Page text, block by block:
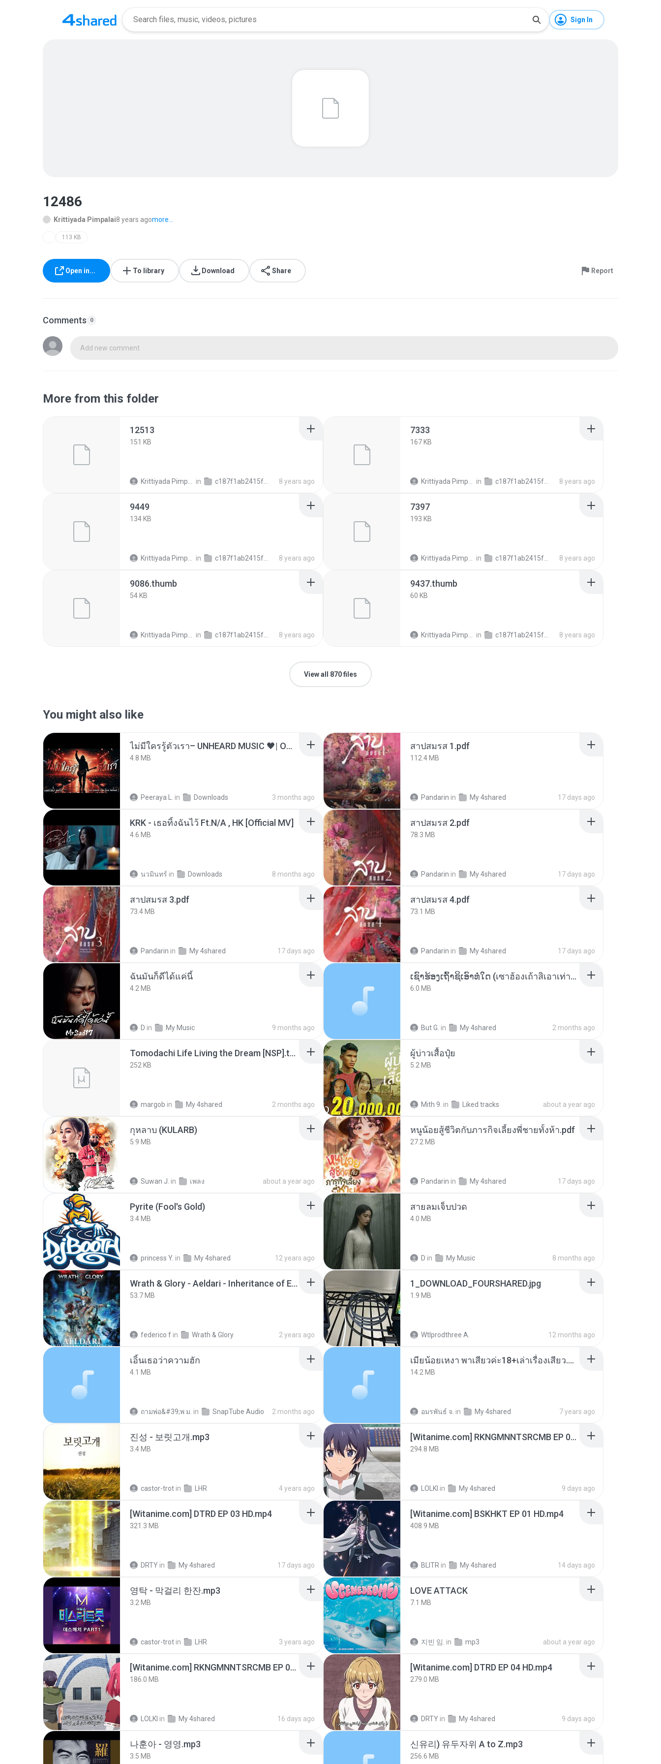
Sign In
12486
Krittiyada Pimpalai8 years agomore...
113 KB
Open in... To library Download Share Report
Comments 0
Add new comment
More from this folder
12513
151 KB
Krittiyada Pimpalai in c187f1ab2415f6106ee7b6dafa5f6c2cb 8 years ago
7333
167 KB
Krittiyada Pimpalai in c187f1ab2415f6106ee7b6dafa5f6c2cb 8 years ago
9449
134 KB
Krittiyada Pimpalai in c187f1ab2415f6106ee7b6dafa5f6c2cb 8 years ago
7397
193 KB
Krittiyada Pimpalai in c187f1ab2415f6106ee7b6dafa5f6c2cb 8 years ago
9086.thumb
54 KB
Krittiyada Pimpalai in c187f1ab2415f6106ee7b6dafa5f6c2cb 8 years ago
9437.thumb
60 KB
Krittiyada Pimpalai in c187f1ab2415f6106ee7b6dafa5f6c2cb 8 years ago
View all 870 files
You might also like
ไม่มีใครรู้ตัวเรา– UNHEARD MUSIC 🖤| Official Lyric Video | เพลงสู้ชีวิต
4.8 MB
Peeraya L. in Downloads 3 months ago
สาปสมรส 1.pdf
112.4 MB
Pandarin in My 4shared 17 days ago
KRK - เธอทิ้งฉันไว้ Ft.N/A , HK [Official MV]
4.6 MB
นวมินทร์ in Downloads 8 months ago
สาปสมรส 2.pdf
78.3 MB
Pandarin in My 4shared 17 days ago
สาปสมรส 3.pdf
73.4 MB
Pandarin in My 4shared 17 days ago
สาปสมรส 4.pdf
73.1 MB
Pandarin in My 4shared 17 days ago
ฉันมันก็ดีได้แค่นี้
4.2 MB
D in My Music 9 months ago
ເຊົາຮ້ອງເຖົ້າຊິເອົາທໍ່ໃດ (เซาฮ้องเถ้าสิเอาเท่าใด) ບຸນເກີດ ຫນູຫ່ວງ ft. ໂສພາ ຈຸນທະລາ
6.0 MB
But G. in My 4shared 2 months ago
Tomodachi Life Living the Dream [NSP].torrent
252 KB
margob in My 4shared 2 months ago
ผู้บ่าวเสื้อปุ๋ย
5.2 MB
Mith 9. in Liked tracks about a year ago
กุหลาบ (KULARB)
5.9 MB
Suwan J. in เพลง about a year ago
หนูน้อยสู้ชีวิตกับภารกิจเลี้ยงพี่ชายทั้งห้า.pdf
27.2 MB
Pandarin in My 4shared 17 days ago
Pyrite (Fool's Gold)
3.4 MB
princess Y. in My 4shared 12 years ago
สายลมเจ็บปวด
4.0 MB
D in My Music 8 months ago
Wrath & Glory - Aeldari - Inheritance of Embers.pdf
53.7 MB
federico f in Wrath & Glory 2 years ago
1_DOWNLOAD_FOURSHARED.jpg
1.9 MB
Wtlprodthree A. 12 months ago
เอิ้นเธอว่าความฮัก
4.1 MB
ถามพ่อ&#39;พ ม. in SnapTube Audio 2 months ago
เมียน้อยเหงา พาเสียวค่ะ18+เล่าเรื่องเสียว.mp3
14.2 MB
อมรพันธ์ จ. in My 4shared 7 years ago
진성 - 보릿고개.mp3
3.4 MB
castor-trot in LHR 4 years ago
[Witanime.com] RKNGMNNTSRCMB EP 06 HD.mp4
294.8 MB
LOLKI in My 4shared 9 days ago
[Witanime.com] DTRD EP 03 HD.mp4
321.3 MB
DRTY in My 4shared 17 days ago
[Witanime.com] BSKHKT EP 01 HD.mp4
408.9 MB
BLITR in My 4shared 14 days ago
영탁 - 막걸리 한잔.mp3
3.2 MB
castor-trot in LHR 3 years ago
LOVE ATTACK
7.1 MB
지빈 임. in mp3 about a year ago
[Witanime.com] RKNGMNNTSRCMB EP 05 HD.mp4
186.0 MB
LOLKI in My 4shared 16 days ago
[Witanime.com] DTRD EP 04 HD.mp4
279.0 MB
DRTY in My 4shared 9 days ago
나훈아 - 영영.mp3
3.5 MB
신유리) 유두자위 A to Z.mp3
256.6 MB